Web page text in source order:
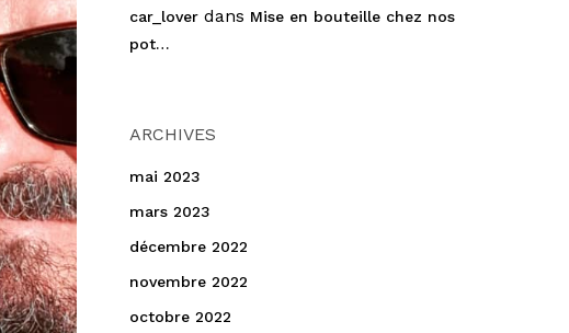
car_loverdans Mise en bouteille chez nos
pot…
ARCHIVES
mai 2023
mars 2023
décembre 2022
novembre 2022
octobre 2022